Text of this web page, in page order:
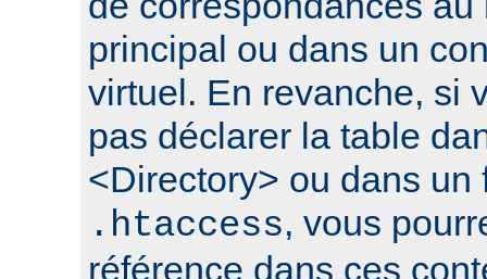
principal ou dans un
virtuel. En revanche, si
pas déclarer la table
<Directory> ou dans un
.htaccess, vous
référence dans ces